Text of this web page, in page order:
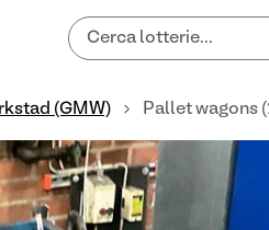
(GMW) Pallet wagons